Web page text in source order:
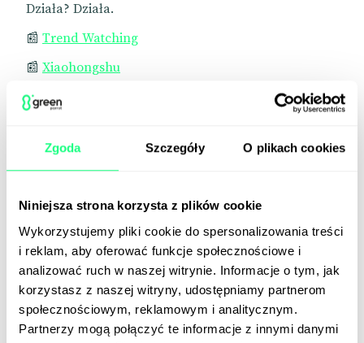
Zgoda Szczegóły O plikach cookies
Niniejsza strona korzysta z plików cookie
Wykorzystujemy pliki cookie do spersonalizowania treści
i reklam, aby oferować funkcje społecznościowe i
analizować ruch w naszej witrynie. Informacje o tym, jak
korzystasz z naszej witryny, udostępniamy partnerom
społecznościowym, reklamowym i analitycznym.
Partnerzy mogą połączyć te informacje z innymi danymi
Działa? Działa.
📰 Trend Watching
📰 Xiaohongshu
📰Reddit